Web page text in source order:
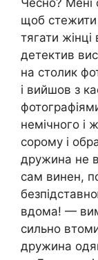
Чесно? Мені
щоб
тягати
детектив
на столик
і вийшов з
немічного і
сорому і
дружина не
сам винен,
вдома! —
сильно
дружина